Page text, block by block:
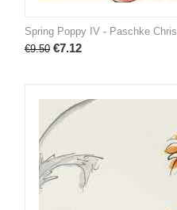
Spring Poppy IV - Paschke Chris
€9.50 €7.12